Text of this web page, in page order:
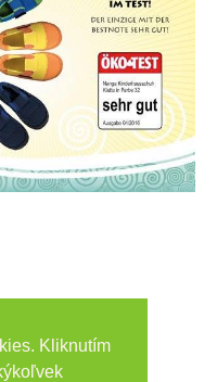
Kliknutím